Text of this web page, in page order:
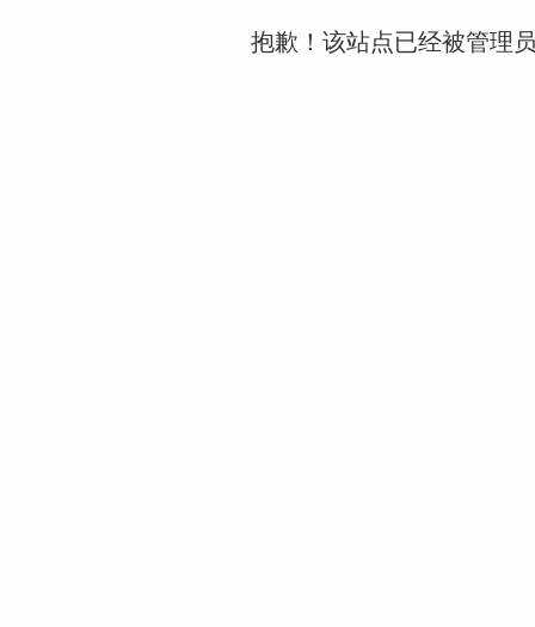
抱歉！该站点已经被管理